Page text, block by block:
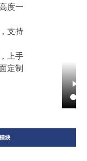
度一
支持
上手
定制